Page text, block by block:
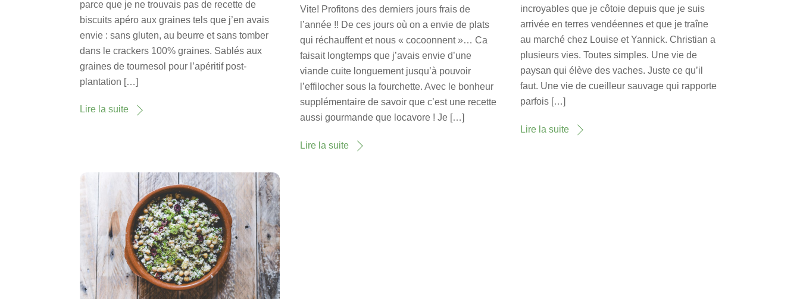
parce que je ne trouvais pas de recette de
biscuits apéro aux graines tels que j’en avais
envie : sans gluten, au beurre et sans tomber
dans le crackers 100% graines. Sablés aux
graines de tournesol pour l’apéritif post-
plantation […]
Lire la suite
Vite! Profitons des derniers jours frais de
l’année !! De ces jours où on a envie de plats
qui réchauffent et nous « cocoonnent »… Ca
faisait longtemps que j’avais envie d’une
viande cuite longuement jusqu’à pouvoir
l’effilocher sous la fourchette. Avec le bonheur
supplémentaire de savoir que c’est une recette
aussi gourmande que locavore ! Je […]
Lire la suite
incroyables que je côtoie depuis que je suis
arrivée en terres vendéennes et que je traîne
au marché chez Louise et Yannick. Christian a
plusieurs vies. Toutes simples. Une vie de
paysan qui élève des vaches. Juste ce qu’il
faut. Une vie de cueilleur sauvage qui rapporte
parfois […]
Lire la suite